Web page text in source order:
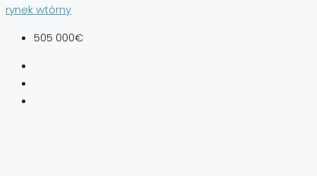
rynek wtórny
505 000€